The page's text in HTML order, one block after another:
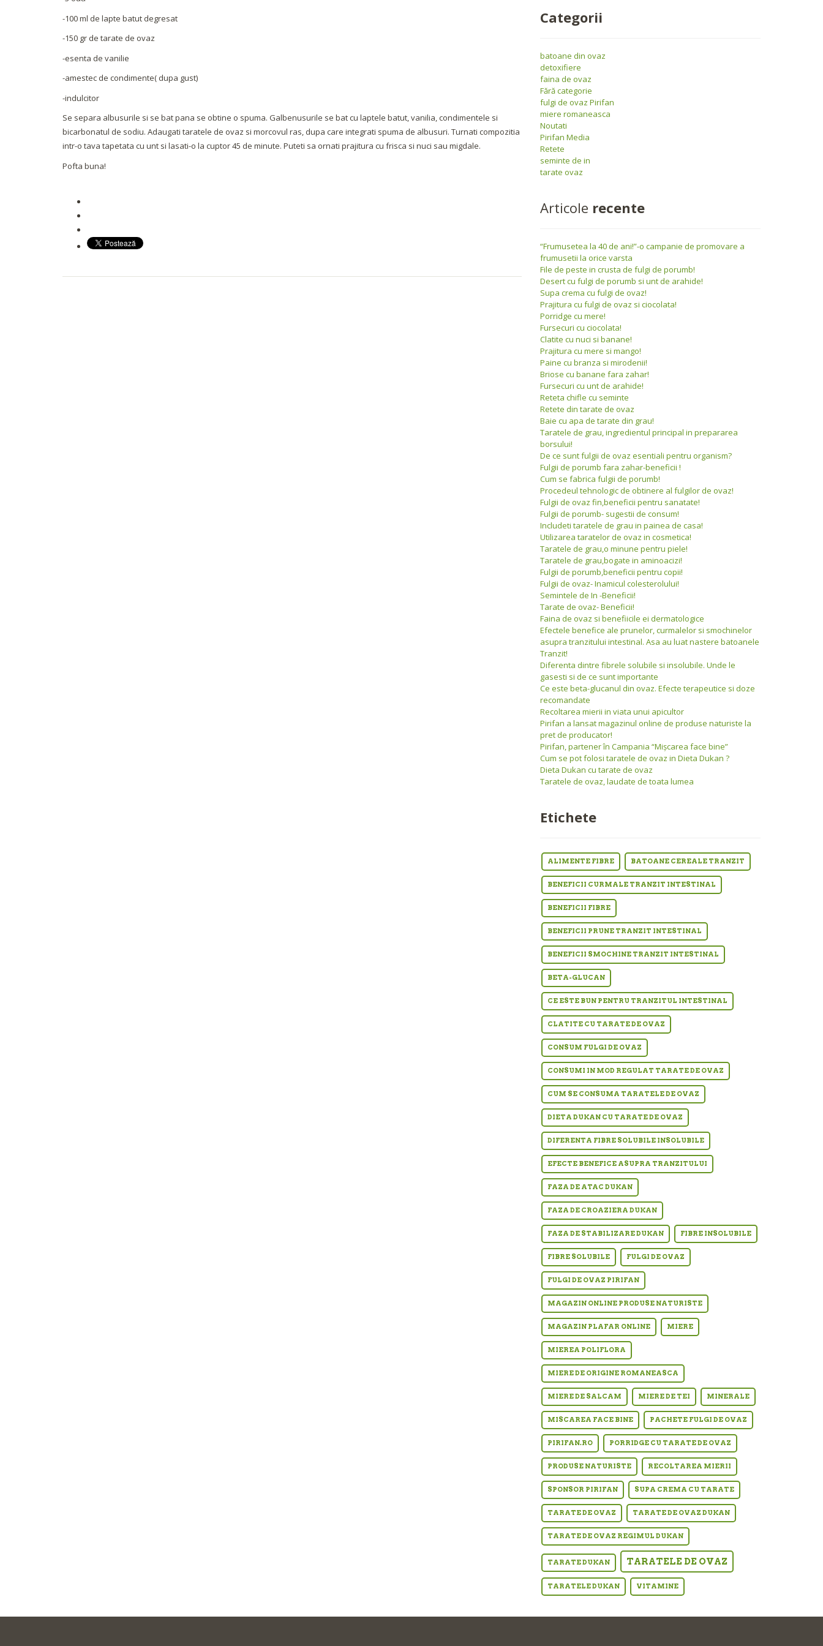
-100 ml de lapte batut degresat
-150 gr de tarate de ovaz
-esenta de vanilie
-amestec de condimente( dupa gust)
-indulcitor
Se separa albusurile si se bat pana se obtine o spuma. Galbenusurile se bat cu laptele batut, vanilia, condimentele si
bicarbonatul de sodiu. Adaugati taratele de ovaz si morcovul ras, dupa care integrati spuma de albusuri. Turnati compozitia
intr-o tava tapetata cu unt si lasati-o la cuptor 45 de minute. Puteti sa ornati prajitura cu frisca si nuci sau migdale.
Pofta buna!
Categorii
batoane din ovaz
detoxifiere
faina de ovaz
Fără categorie
fulgi de ovaz Pirifan
miere romaneasca
Noutati
Pirifan Media
Retete
seminte de in
tarate ovaz
Articole recente
“Frumusetea la 40 de ani!”-o campanie de promovare a
frumusetii la orice varsta
File de peste in crusta de fulgi de porumb!
Desert cu fulgi de porumb si unt de arahide!
Supa crema cu fulgi de ovaz!
Prajitura cu fulgi de ovaz si ciocolata!
Porridge cu mere!
Fursecuri cu ciocolata!
Clatite cu nuci si banane!
Prajitura cu mere si mango!
Paine cu branza si mirodenii!
Briose cu banane fara zahar!
Fursecuri cu unt de arahide!
Reteta chifle cu seminte
Retete din tarate de ovaz
Baie cu apa de tarate din grau!
Taratele de grau, ingredientul principal in prepararea
borsului!
De ce sunt fulgii de ovaz esentiali pentru organism?
Fulgii de porumb fara zahar-beneficii !
Cum se fabrica fulgii de porumb!
Procedeul tehnologic de obtinere al fulgilor de ovaz!
Fulgii de ovaz fin,beneficii pentru sanatate!
Fulgii de porumb- sugestii de consum!
Includeti taratele de grau in painea de casa!
Utilizarea taratelor de ovaz in cosmetica!
Taratele de grau,o minune pentru piele!
Taratele de grau,bogate in aminoacizi!
Fulgii de porumb,beneficii pentru copii!
Fulgii de ovaz- Inamicul colesterolului!
Semintele de In -Beneficii!
Tarate de ovaz- Beneficii!
Faina de ovaz si benefiicile ei dermatologice
Efectele benefice ale prunelor, curmalelor si smochinelor
asupra tranzitului intestinal. Asa au luat nastere batoanele
Tranzit!
Diferenta dintre fibrele solubile si insolubile. Unde le
gasesti si de ce sunt importante
Ce este beta-glucanul din ovaz. Efecte terapeutice si doze
recomandate
Recoltarea mierii in viata unui apicultor
Pirifan a lansat magazinul online de produse naturiste la
pret de producator!
Pirifan, partener în Campania “Mişcarea face bine”
Cum se pot folosi taratele de ovaz in Dieta Dukan ?
Dieta Dukan cu tarate de ovaz
Taratele de ovaz, laudate de toata lumea
Etichete
ALIMENTE FIBRE BATOANE CEREALE TRANZIT
BENEFICII CURMALE TRANZIT INTESTINAL
BENEFICII FIBRE
BENEFICII PRUNE TRANZIT INTESTINAL
BENEFICII SMOCHINE TRANZIT INTESTINAL
BETA-GLUCAN
CE ESTE BUN PENTRU TRANZITUL INTESTINAL
CLATITE CU TARATE DE OVAZ
CONSUM FULGI DE OVAZ
CONSUMI IN MOD REGULAT TARATE DE OVAZ
CUM SE CONSUMA TARATELE DE OVAZ
DIETA DUKAN CU TARATE DE OVAZ
DIFERENTA FIBRE SOLUBILE INSOLUBILE
EFECTE BENEFICE ASUPRA TRANZITULUI
FAZA DE ATAC DUKAN
FAZA DE CROAZIERA DUKAN
FAZA DE STABILIZARE DUKAN FIBRE INSOLUBILE
FIBRE SOLUBILE FULGI DE OVAZ
FULGI DE OVAZ PIRIFAN
MAGAZIN ONLINE PRODUSE NATURISTE
MAGAZIN PLAFAR ONLINE MIERE
MIEREA POLIFLORA
MIERE DE ORIGINE ROMANEASCA
MIERE DE SALCAM MIERE DE TEI MINERALE
MISCAREA FACE BINE PACHETE FULGI DE OVAZ
PIRIFAN.RO PORRIDGE CU TARATE DE OVAZ
PRODUSE NATURISTE RECOLTAREA MIERII
SPONSOR PIRIFAN SUPA CREMA CU TARATE
TARATE DE OVAZ TARATE DE OVAZ DUKAN
TARATE DE OVAZ REGIMUL DUKAN
TARATE DUKAN TARATELE DE OVAZ
TARATELE DUKAN VITAMINE